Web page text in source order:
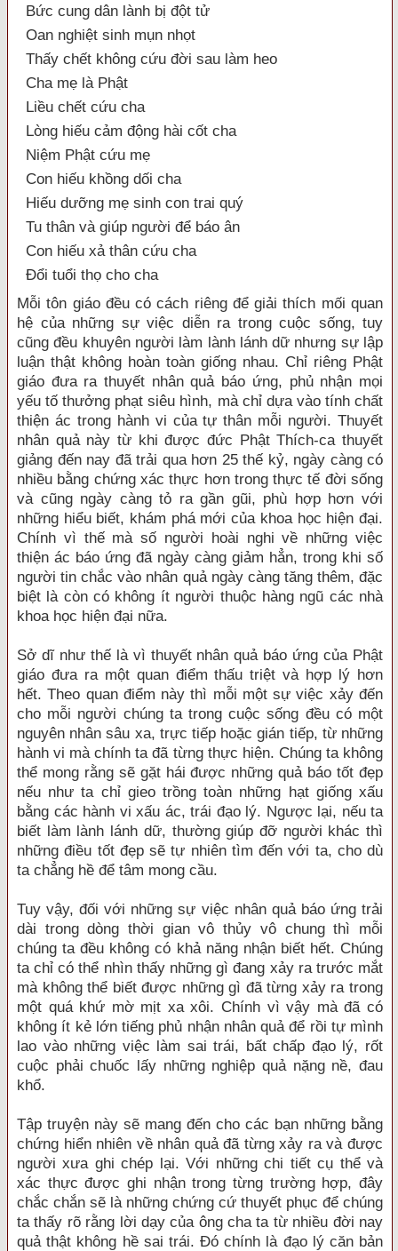
Bức cung dân lành bị đột tử
Oan nghiệt sinh mụn nhọt
Thấy chết không cứu đời sau làm heo
Cha mẹ là Phật
Liều chết cứu cha
Lòng hiếu cảm động hài cốt cha
Niệm Phật cứu mẹ
Con hiếu khồng dối cha
Hiếu dưỡng mẹ sinh con trai quý
Tu thân và giúp người để báo ân
Con hiếu xả thân cứu cha
Đổi tuổi thọ cho cha
Mỗi tôn giáo đều có cách riêng để giải thích mối quan
hệ của những sự việc diễn ra trong cuộc sống, tuy
cũng đều khuyên người làm lành lánh dữ nhưng sự lập
luận thật không hoàn toàn giống nhau. Chỉ riêng Phật
giáo đưa ra thuyết nhân quả báo ứng, phủ nhận mọi
yếu tố thưởng phạt siêu hình, mà chỉ dựa vào tính chất
thiện ác trong hành vi của tự thân mỗi người. Thuyết
nhân quả này từ khi được đức Phật Thích-ca thuyết
giảng đến nay đã trải qua hơn 25 thế kỷ, ngày càng có
nhiều bằng chứng xác thực hơn trong thực tế đời sống
và cũng ngày càng tỏ ra gần gũi, phù hợp hơn với
những hiểu biết, khám phá mới của khoa học hiện đại.
Chính vì thế mà số người hoài nghi về những việc
thiện ác báo ứng đã ngày càng giảm hẳn, trong khi số
người tin chắc vào nhân quả ngày càng tăng thêm, đặc
biệt là còn có không ít người thuộc hàng ngũ các nhà
khoa học hiện đại nữa.
Sở dĩ như thế là vì thuyết nhân quả báo ứng của Phật
giáo đưa ra một quan điểm thấu triệt và hợp lý hơn
hết. Theo quan điểm này thì mỗi một sự việc xảy đến
cho mỗi người chúng ta trong cuộc sống đều có một
nguyên nhân sâu xa, trực tiếp hoặc gián tiếp, từ những
hành vi mà chính ta đã từng thực hiện. Chúng ta không
thể mong rằng sẽ gặt hái được những quả báo tốt đẹp
nếu như ta chỉ gieo trồng toàn những hạt giống xấu
bằng các hành vi xấu ác, trái đạo lý. Ngược lại, nếu ta
biết làm lành lánh dữ, thường giúp đỡ người khác thì
những điều tốt đẹp sẽ tự nhiên tìm đến với ta, cho dù
ta chẳng hề để tâm mong cầu.
Tuy vậy, đối với những sự việc nhân quả báo ứng trải
dài trong dòng thời gian vô thủy vô chung thì mỗi
chúng ta đều không có khả năng nhận biết hết. Chúng
ta chỉ có thể nhìn thấy những gì đang xảy ra trước mắt
mà không thể biết được những gì đã từng xảy ra trong
một quá khứ mờ mịt xa xôi. Chính vì vậy mà đã có
không ít kẻ lớn tiếng phủ nhận nhân quả để rồi tự mình
lao vào những việc làm sai trái, bất chấp đạo lý, rốt
cuộc phải chuốc lấy những nghiệp quả nặng nề, đau
khổ.
Tập truyện này sẽ mang đến cho các bạn những bằng
chứng hiển nhiên về nhân quả đã từng xảy ra và được
người xưa ghi chép lại. Với những chi tiết cụ thể và
xác thực được ghi nhận trong từng trường hợp, đây
chắc chắn sẽ là những chứng cứ thuyết phục để chúng
ta thấy rõ rằng lời dạy của ông cha ta từ nhiều đời nay
quả thật không hề sai trái. Đó chính là đạo lý căn bản